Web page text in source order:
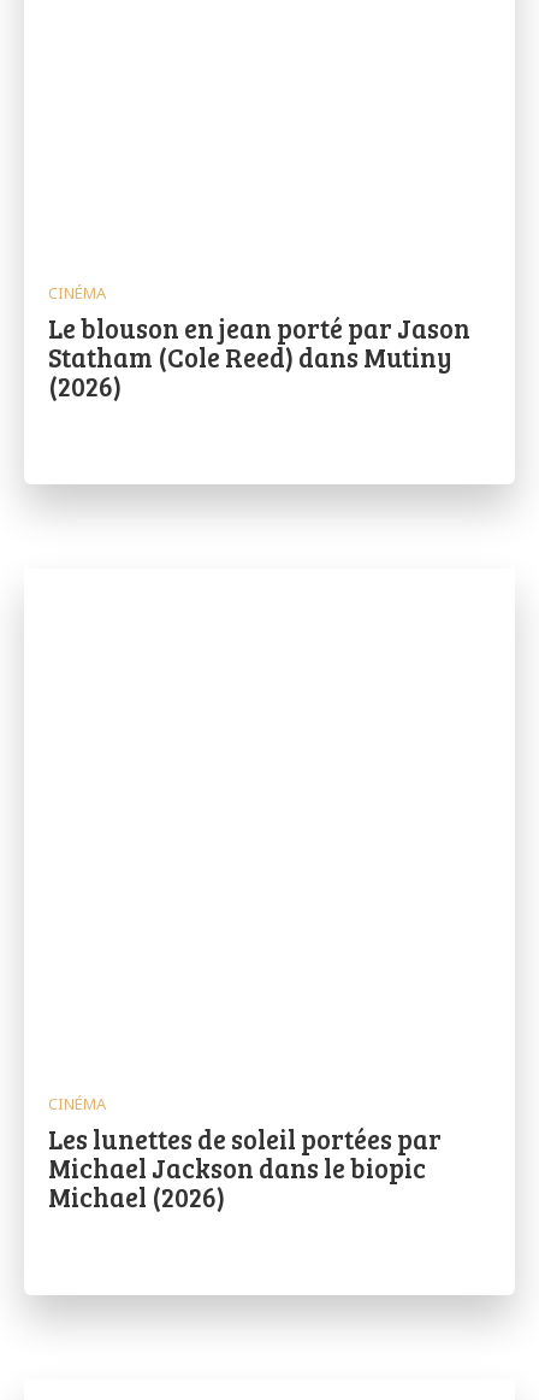
CINÉMA
Le blouson en jean porté par Jason
Statham (Cole Reed) dans Mutiny
(2026)
CINÉMA
Les lunettes de soleil portées par
Michael Jackson dans le biopic
Michael (2026)